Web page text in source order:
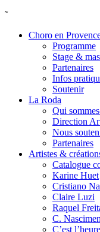
˜
Choro en
Programme
Stage &
Partenaires
Infos
Soutenir
La Roda
Qui
Direction
Nous
Partenaires
Artistes &
Catalogue
Karine Huet
Cristiano
Claire Luzi
Raquel
C.
C’est